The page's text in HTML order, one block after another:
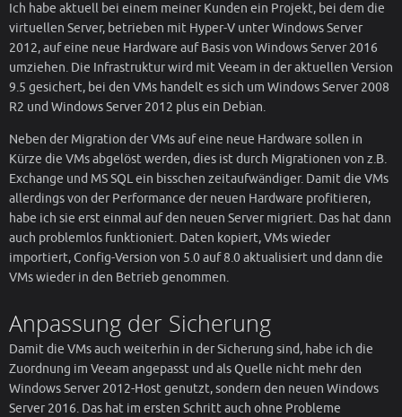
Ich habe aktuell bei einem meiner Kunden ein Projekt, bei dem die
virtuellen Server, betrieben mit Hyper-V unter Windows Server
2012, auf eine neue Hardware auf Basis von Windows Server 2016
umziehen. Die Infrastruktur wird mit Veeam in der aktuellen Version
9.5 gesichert, bei den VMs handelt es sich um Windows Server 2008
R2 und Windows Server 2012 plus ein Debian.
Neben der Migration der VMs auf eine neue Hardware sollen in
Kürze die VMs abgelöst werden, dies ist durch Migrationen von z.B.
Exchange und MS SQL ein bisschen zeitaufwändiger. Damit die VMs
allerdings von der Performance der neuen Hardware profitieren,
habe ich sie erst einmal auf den neuen Server migriert. Das hat dann
auch problemlos funktioniert. Daten kopiert, VMs wieder
importiert, Config-Version von 5.0 auf 8.0 aktualisiert und dann die
VMs wieder in den Betrieb genommen.
Anpassung der Sicherung
Damit die VMs auch weiterhin in der Sicherung sind, habe ich die
Zuordnung im Veeam angepasst und als Quelle nicht mehr den
Windows Server 2012-Host genutzt, sondern den neuen Windows
Server 2016. Das hat im ersten Schritt auch ohne Probleme